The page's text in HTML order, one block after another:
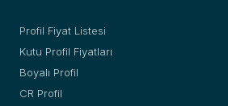
Profil Fiyat Listesi
Kutu Profil Fiyatları
Boyalı Profil
CR Profil